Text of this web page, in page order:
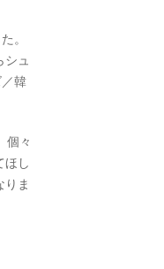
。
シュ
韓
個々
ほし
ま